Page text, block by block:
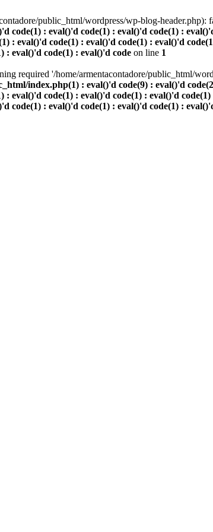
public_html/wordpress/wp-blog-
code(1) : eval()'d code(1) : eval()'d code(1) :
: eval()'d code(1) : eval()'d code(1) : eval()'d
: eval()'d code(1) : eval()'d code on line 1
required '/home/armentacontadore/public_html/
index.php(1) : eval()'d code(9) : eval()'d
: eval()'d code(1) : eval()'d code(1) : eval()'d
code(1) : eval()'d code(1) : eval()'d code(1) :